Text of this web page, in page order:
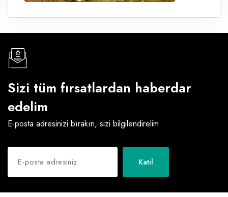
Sizi tüm fırsatlardan haberdar
edelim
E-posta adresinizi bırakın, sizi bilgilendirelim
Katıl